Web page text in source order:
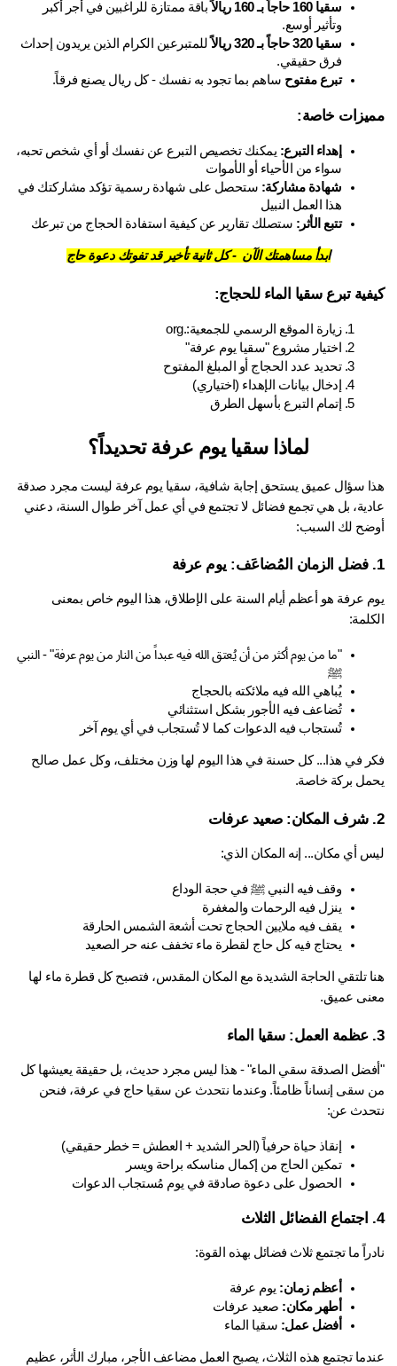
سقيا 160 حاجاً بـ 160 ريالاً
وتأثير أوسع.
سقيا 320 حاجاً بـ 320 ريالاً
للمتبرعين الكرام الذين يريدون إحداث
فرق حقيقي.
تبرع مفتوح ساهم بما تجود به نفسك - كل ريال يصنع فرقاً.
خاصة:
إهداء التبرع:
يمكنك تخصيص التبرع عن نفسك أو أي شخص تحبه،
سواء من الأحياء أو الأموات
شهادة مشاركة:
ستحصل على شهادة رسمية تؤكد مشاركتك في
هذا العمل النبيل
تتبع الأثر: ستصلك تقارير عن كيفية استفادة الحجاج من تبرعك
ابدأ مساهمتك الآن - كل ثانية تأخير قد تفوتك دعوة حاج
تبرع سقيا الماء للحجاج:
زيارة الموقع الرسمي للجمعية:.org
اختيار مشروع "سقيا يوم عرفة"
تحديد عدد الحجاج أو المبلغ المفتوح
إدخال بيانات الإهداء (اختياري)
إتمام التبرع بأسهل الطرق
لماذا سقيا يوم عرفة تحديداً؟
سؤال عميق يستحق إجابة شافية، سقيا يوم عرفة
ليست مجرد صدقة
عادية، بل هي تجمع فضائل لا تجتمع في أي عمل آخر طوال السنة، دعني
لك السبب:
يوم عرفة هو أعظم أيام السنة على الإطلاق، هذا اليوم خاص بمعنى
"ما من يوم أكثر من أن يُعتق الله فيه عبداً من النار من يوم عرفة" - النبي
يُباهي الله فيه ملائكته بالحجاج
تُضاعف فيه الأجور بشكل استثنائي
تُستجاب فيه الدعوات كما لا تُستجاب في أي يوم آخر
فكر في هذا... كل حسنة في هذا اليوم لها وزن مختلف، وكل عمل صالح
بركة خاصة.
أي مكان... إنه المكان الذي:
وقف فيه النبي ﷺ في حجة الوداع
ينزل فيه الرحمات والمغفرة
يقف فيه ملايين الحجاج تحت أشعة الشمس الحارقة
يحتاج فيه كل حاج لقطرة ماء تخفف عنه حر الصعيد
هنا تلتقي الحاجة الشديدة مع المكان المقدس، فتصبح كل قطرة ماء لها
عميق.
"أفضل الصدقة سقي الماء" - هذا ليس مجرد حديث، بل حقيقة يعيشها كل
سقى إنساناً ظامئاً. وعندما نتحدث عن سقيا حاج
في عرفة، فنحن
عن:
إنقاذ حياة حرفياً (الحر الشديد + العطش = خطر حقيقي)
تمكين الحاج من إكمال مناسكه براحة ويسر
الحصول على دعوة صادقة في يوم مُستجاب الدعوات
ما تجتمع ثلاث فضائل بهذه القوة:
أعظم زمان: يوم عرفة
أطهر مكان: صعيد عرفات
أفضل عمل: سقيا الماء
عندما تجتمع هذه الثلاث، يصبح العمل مضاعف الأجر، مبارك الأثر، عظيم